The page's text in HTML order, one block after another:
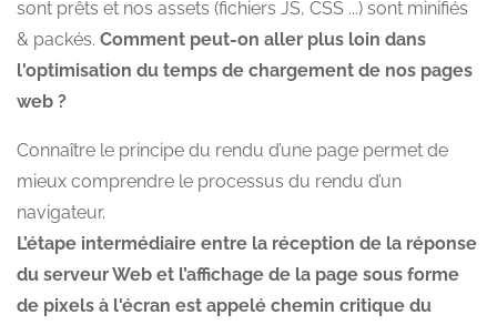
sont prêts et nos assets (fichiers JS, CSS ...) sont minifiés
& packés. Comment peut-on aller plus loin dans
l'optimisation du temps de chargement de nos pages
web ?
Connaître le principe du rendu d’une page permet de
mieux comprendre le processus du rendu d’un
navigateur.
L’étape intermédiaire entre la réception de la réponse
du serveur Web et l’affichage de la page sous forme
de pixels à l'écran est appelé chemin critique du